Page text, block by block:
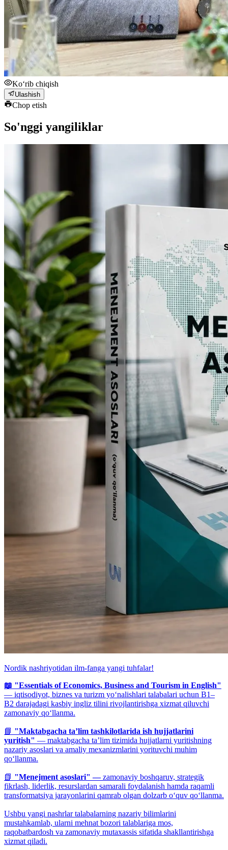
Ko‘rib chiqish
Ulashish
Chop etish
So'nggi yangiliklar
Nordik nashriyotidan ilm-fanga yangi tuhfalar!
📖 "Essentials of Economics, Business and Tourism in English"
— iqtisodiyot, biznes va turizm yo‘nalishlari talabalari uchun B1–
B2 darajadagi kasbiy ingliz tilini rivojlantirishga xizmat qiluvchi
zamonaviy qo‘llanma.
📘 "Maktabgacha ta’lim tashkilotlarida ish hujjatlarini
yuritish" — maktabgacha ta’lim tizimida hujjatlarni yuritishning
nazariy asoslari va amaliy mexanizmlarini yorituvchi muhim
qo‘llanma.
📗 "Menejment asoslari" —zamonaviy boshqaruv, strategik
fikrlash, liderlik, resurslardan samarali foydalanish hamda raqamli
transformatsiya jarayonlarini qamrab olgan dolzarb o‘quv qo‘llanma.
Ushbu yangi nashrlar talabalarning nazariy bilimlarini
mustahkamlab, ularni mehnat bozori talablariga mos,
raqobatbardosh va zamonaviy mutaxassis sifatida shakllantirishga
xizmat qiladi.